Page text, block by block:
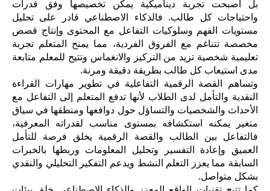
بل أصبحت تجربة ديناميكية يمكن تخصيصها وفق قدرات
واحتياجات كل طالب. فالذكاء الاصطناعي قادر على تحليل
مستويات الفهم وسلوكيات التفاعل مع المحتوى وإنتاج قصص
مخصصة تتناغم مع الفروق الفردية، مما يمنح المتعلم تجربة
تعليمية شخصية تزيد من التركيز والانغماس وتتيح للمعلم متابعة
مدى استيعاب كل طالب بطريقة دقيقة ومرنة.
وتساهم القصة الرقمية التفاعلية في تطوير مهارات القراءة
النقدية والتأمل لدى الطلاب لأنها تدفع المتعلم إلى التفاعل مع
الأحداث والشخصيات والتساؤل حول دوافعها ومنطقها في سياق
متغير يمكنه استكشافه بمستوى مناسب لقدراته المعرفية،
فالتفاعل بين الطالب والقصة الرقمية يخلق فرصة للتأمل
العميق وإعادة التفسير وتحليل المعلومات وربطها بالخبرات
السابقة مما يعزز التعلم النشط ويدعم التفكير التحليلي والنقدي
بشكل متواصل.